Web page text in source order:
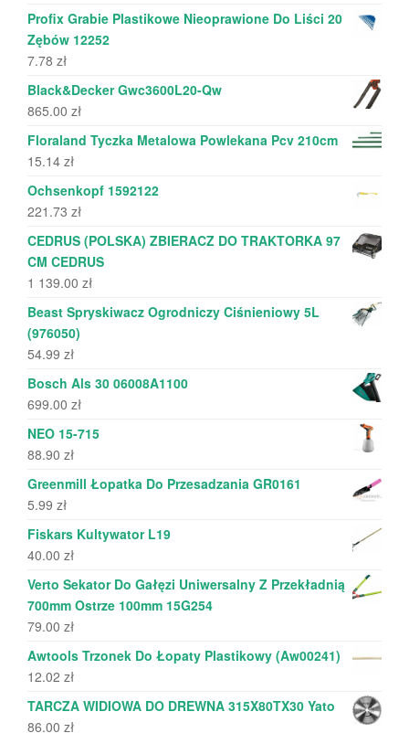
Profix Grabie Plastikowe Nieoprawione Do Liści 20
Zębów 12252
7.78 zł
Black&Decker Gwc3600L20-Qw
865.00 zł
Floraland Tyczka Metalowa Powlekana Pcv 210cm
15.14 zł
Ochsenkopf 1592122
221.73 zł
CEDRUS (POLSKA) ZBIERACZ DO TRAKTORKA 97
CM CEDRUS
1 139.00 zł
Beast Spryskiwacz Ogrodniczy Ciśnieniowy 5L
(976050)
54.99 zł
Bosch Als 30 06008A1100
699.00 zł
NEO 15-715
88.90 zł
Greenmill Łopatka Do Przesadzania GR0161
5.99 zł
Fiskars Kultywator L19
40.00 zł
Verto Sekator Do Gałęzi Uniwersalny Z Przekładnią
700mm Ostrze 100mm 15G254
79.00 zł
Awtools Trzonek Do Łopaty Plastikowy (Aw00241)
12.02 zł
TARCZA WIDIOWA DO DREWNA 315X80TX30 Yato
86.00 zł